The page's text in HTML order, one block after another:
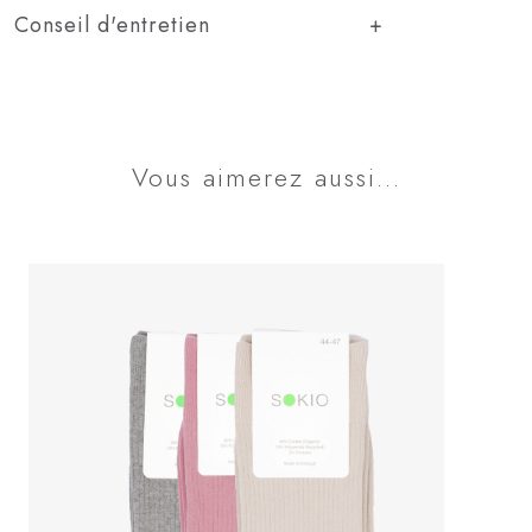
Conseil d'entretien
Vous aimerez aussi...